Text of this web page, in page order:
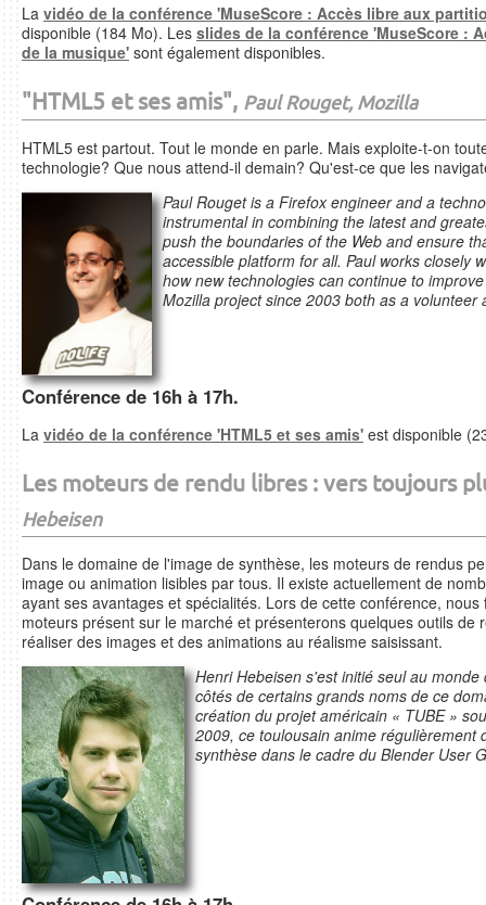
La vidéo de la conférence 'MuseScore : Accès libre aux
disponible (184 Mo). Les slides de la conférence 'MuseScore :
de la musique' sont également disponibles.
"HTML5 et ses amis", Paul Rouget, Mozilla
HTML5 est partout. Tout le monde en parle. Mais exploite-t-on
technologie? Que nous attend-il demain? Qu'est-ce que les
Paul Rouget is a Firefox engineer and a
instrumental in combining the latest and
push the boundaries of the Web and ensure
accessible platform for all. Paul works closely
how new technologies can continue to
Mozilla project since 2003 both as a volunteer
Conférence de 16h à 17h.
La vidéo de la conférence 'HTML5 et ses amis' est disponible
Les moteurs de rendu libres : vers toujours
Hebeisen
Dans le domaine de l'image de synthèse, les moteurs de rendus
image ou animation lisibles par tous. Il existe actuellement de
ayant ses avantages et spécialités. Lors de cette conférence,
moteurs présent sur le marché et présenterons quelques outils
réaliser des images et des animations au réalisme saisissant.
Henri Hebeisen s'est initié seul au
côtés de certains grands noms de ce
création du projet américain « TUBE »
2009, ce toulousain anime
synthèse dans le cadre du Blender User